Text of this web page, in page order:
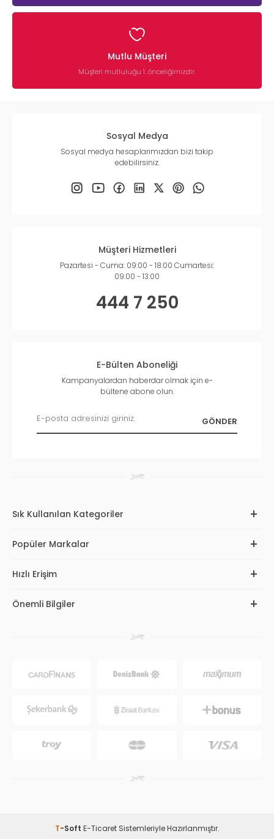
Mutlu Müşteri
Müşteri mutluluğu 1. önceliğimizdir.
Sosyal Medya
Sosyal medya hesaplarımızdan bizi takip
edebilirsiniz.
Müşteri Hizmetleri
Pazartesi - Cuma: 09:00 - 18:00 Cumartesi:
09:00 - 13:00
444 7 250
E-Bülten Aboneliği
Kampanyalardan haberdar olmak için e-
bültene abone olun.
Sık Kullanılan Kategoriler
Popüler Markalar
Hızlı Erişim
Önemli Bilgiler
T-Soft E-TicaretSistemleriyle Hazırlanmıştır.